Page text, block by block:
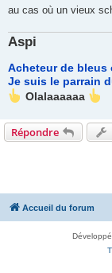
a
au cas où un vieux
Aspi
Acheteur de bleus
Je suis le parrain
Olalaaaaaa
Répondre
Accueil du forum